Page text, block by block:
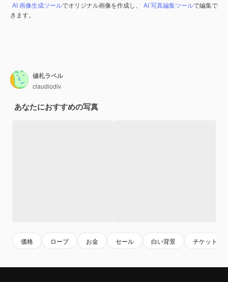
AI 画像生成ツールでオリジナル画像を作成し、 AI 写真編集ツールで編集で
きます。
値札ラベル
claudiodiv
あなたにおすすめの写真
価格 ロープ お金 セール 白い背景 チケット